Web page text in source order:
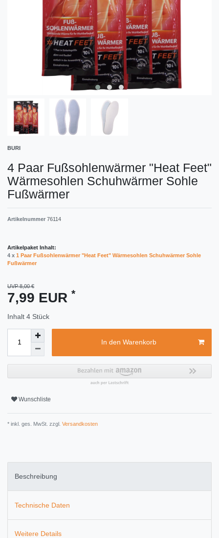
BURI
4 Paar Fußsohlenwärmer "Heat Feet"
Wärmesohlen Schuhwärmer Sohle
Fußwärmer
Artikelnummer 76114
Artikelpaket Inhalt:
4 x 1 Paar Fußsohlenwärmer "Heat Feet" Wärmesohlen Schuhwärmer Sohle
Fußwärmer
UVP 8,00 €
7,99 EUR *
Inhalt 4 Stück
In den Warenkorb
Wunschliste
* inkl. ges. MwSt. zzgl. Versandkosten
Beschreibung
Technische Daten
Weitere Details